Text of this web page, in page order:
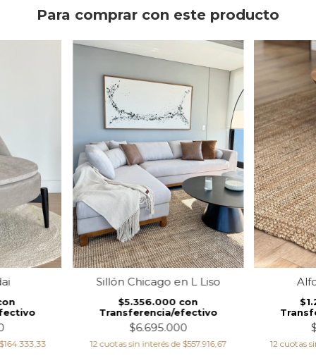
Para comprar con este producto
Sillón Chicago en L Liso
$6.695.000
$5.356.000 con
Transferencia/efectivo
12 cuotas sin interés de $557.916,67 12 cuotas